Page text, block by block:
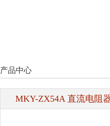
产品中心
MKY-ZX54A 直流电阻